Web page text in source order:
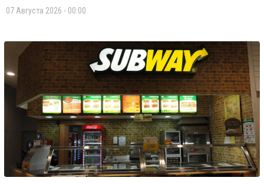
07 Августа 2026 - 00:00